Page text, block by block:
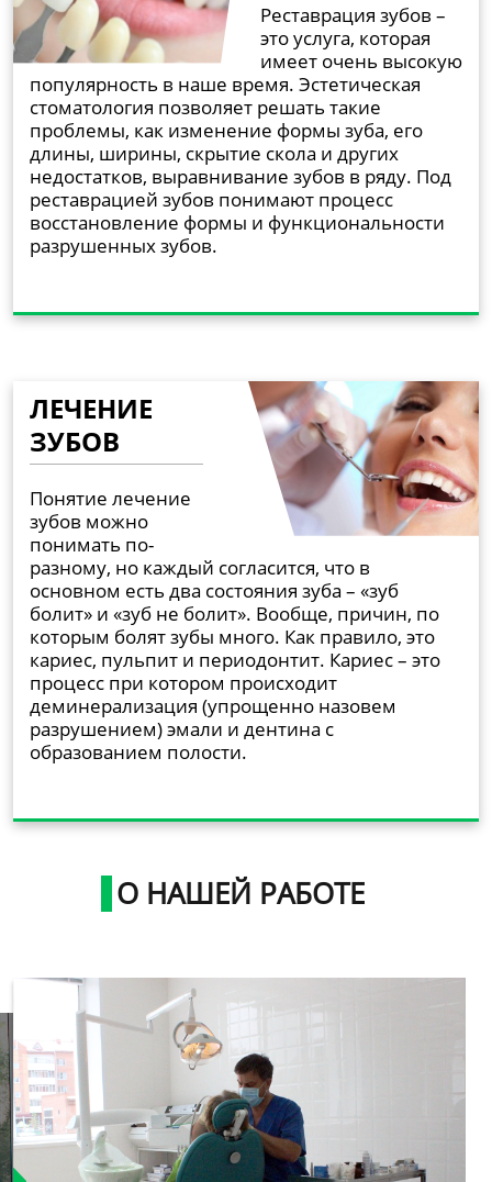
Реставрация зубов –
это услуга, которая
имеет очень высокую
популярность в наше время. Эстетическая
стоматология позволяет решать такие
проблемы, как изменение формы зуба, его
длины, ширины, скрытие скола и других
недостатков, выравнивание зубов в ряду. Под
реставрацией зубов понимают процесс
восстановление формы и функциональности
разрушенных зубов.
ЛЕЧЕНИЕ
ЗУБОВ
Понятие лечение
зубов можно
понимать по-
разному, но каждый согласится, что в
основном есть два состояния зуба – «зуб
болит» и «зуб не болит». Вообще, причин, по
которым болят зубы много. Как правило, это
кариес, пульпит и периодонтит. Кариес – это
процесс при котором происходит
деминерализация (упрощенно назовем
разрушением) эмали и дентина с
образованием полости.
О НАШЕЙ РАБОТЕ